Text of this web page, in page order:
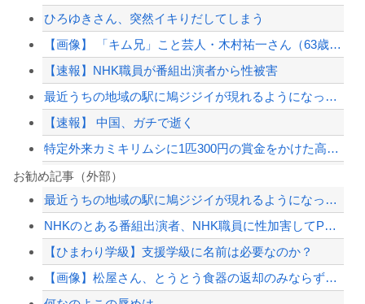
ひろゆきさん、突然イキりだしてしまう
【画像】 「キム兄」こと芸人・木村祐一さん（63歳）、最新の松本人志さんとのツー...
【速報】NHK職員が番組出演者から性被害
最近うちの地域の駅に鳩ジジイが現れるようになって嫌になるわ
【速報】 中国、ガチで逝く
特定外来カミキリムシに1匹300円の賞金をかけた高崎市、初日に1170匹持ち込ま...
渡邊渚さん、近況報告「最近は落ち着いてきてます」
【物議】倉田真由美さん「警官を非難する人間は、一体誰の命を守りたいのか」
渡邊渚さん、近況報告「最近は落ち着いてきてます」
【配信者】「金バエ」のSNS更新が1週間途絶え、様々な憶測が飛び交う。1週間ぶり...
お勧め記事（外部）
最近うちの地域の駅に鳩ジジイが現れるようになって嫌になるわ
NHKのとある番組出演者、NHK職員に性加害してPTSDに追い込み休職させていた...
【ひまわり学級】支援学級に名前は必要なのか？
【画像】松屋さん、とうとう食器の返却のみならず『仕分け』まで客にさせ始めてしまう...